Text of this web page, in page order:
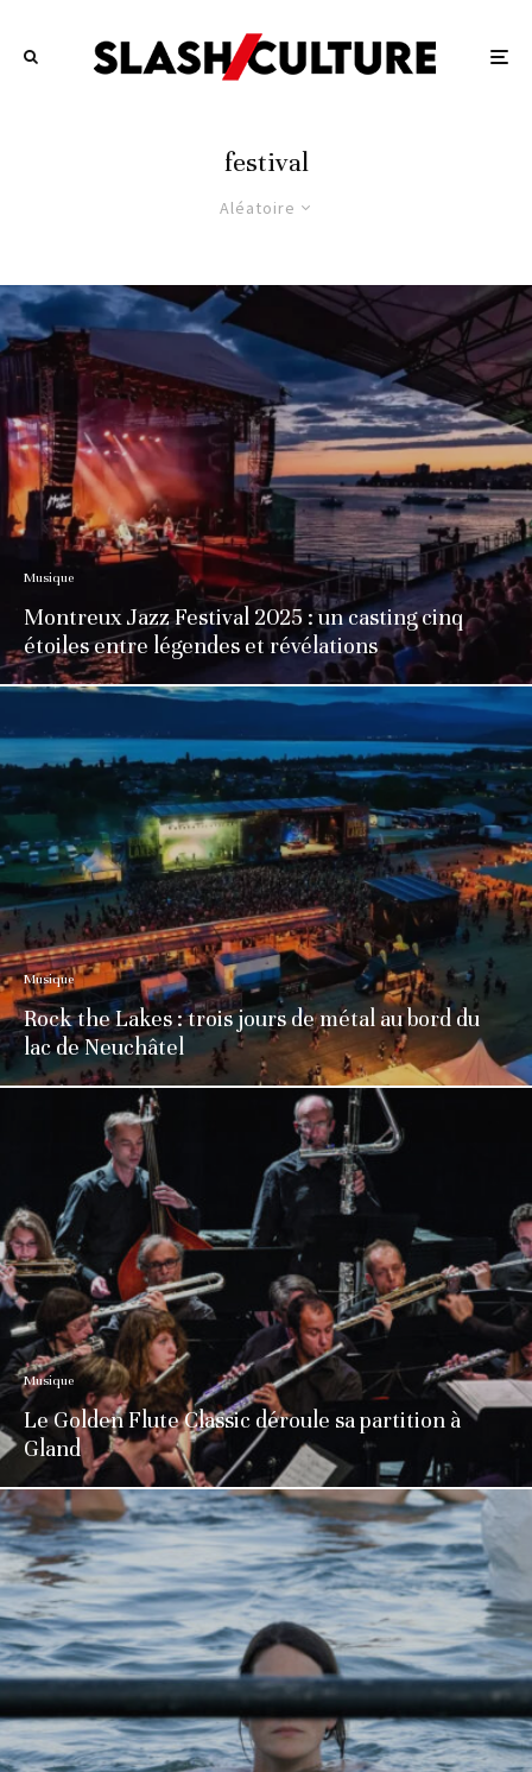
festival
Aléatoire
Musique
Montreux Jazz Festival 2025 : un casting cinq
étoiles entre légendes et révélations
Musique
Rock the Lakes : trois jours de métal au bord du
lac de Neuchâtel
Musique
Le Golden Flute Classic déroule sa partition à
Gland